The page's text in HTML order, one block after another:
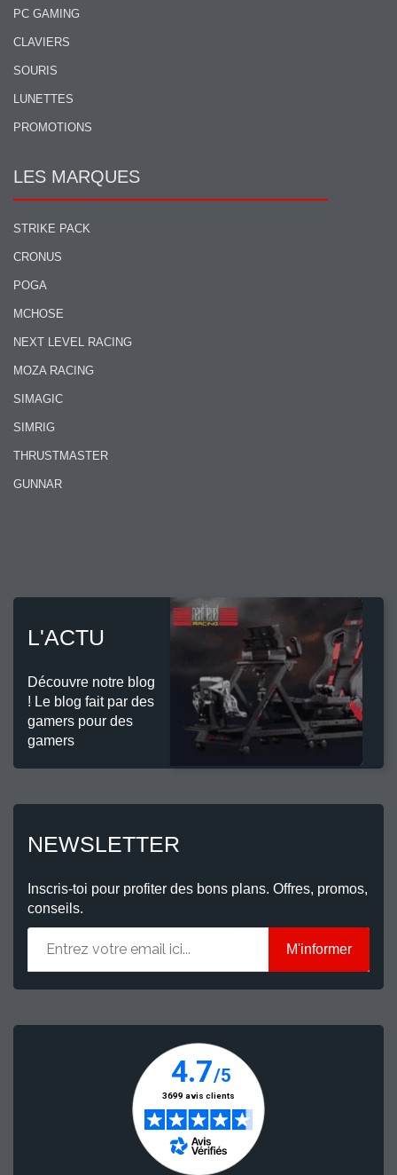
PC GAMING
CLAVIERS
SOURIS
LUNETTES
PROMOTIONS
LES MARQUES
STRIKE PACK
CRONUS
POGA
MCHOSE
NEXT LEVEL RACING
MOZA RACING
SIMAGIC
SIMRIG
THRUSTMASTER
GUNNAR
L'ACTU
Découvre notre blog
! Le blog fait par des
gamers pour des
gamers
NEWSLETTER
Inscris-toi pour profiter des bons plans. Offres, promos,
conseils.
M'informer